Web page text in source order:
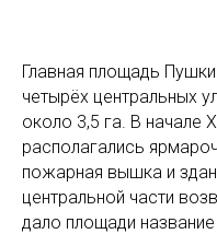
Главная площадь
четырёх центральных
около 3,5 га. В начале
располагались
пожарная вышка и
центральной части
дало площади